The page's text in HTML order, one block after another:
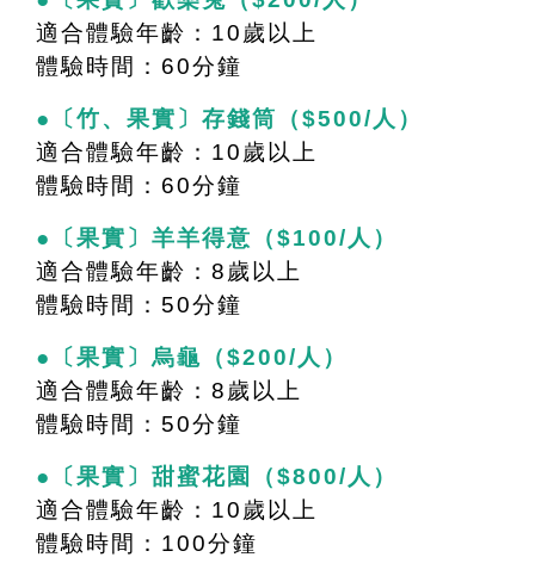
適合體驗年齡：10歲以上
體驗時間：60分鐘
●〔竹、果實〕存錢筒（$500/人）
適合體驗年齡：10歲以上
體驗時間：60分鐘
●〔果實〕羊羊得意（$100/人）
適合體驗年齡：8歲以上
體驗時間：50分鐘
●〔果實〕烏龜（$200/人）
適合體驗年齡：8歲以上
體驗時間：50分鐘
●〔果實〕甜蜜花園（$800/人）
適合體驗年齡：10歲以上
體驗時間：100分鐘